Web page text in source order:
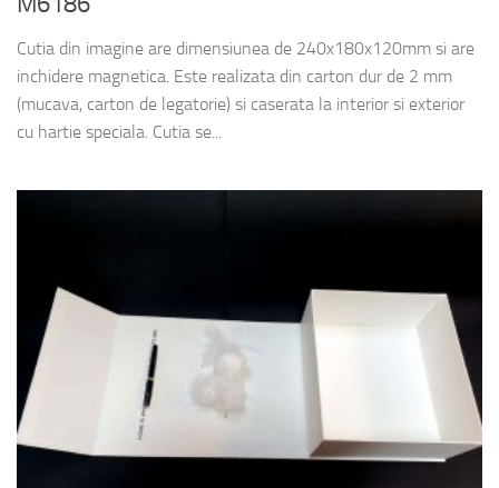
Cutia din imagine are dimensiunea de 240x180x120mm si are
inchidere magnetica. Este realizata din carton dur de 2 mm
(mucava, carton de legatorie) si caserata la interior si exterior
cu hartie speciala. Cutia se...